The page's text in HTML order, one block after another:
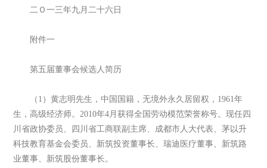
二Ｏ一三年九月二十六日
附件一
第五届董事会候选人简历
（1）黄志明先生，中国国籍，无境外永久居留权，1961年
生，高级经济师。2010年4月获得全国劳动模范荣誉称号。现任四
川省政协委员、四川省工商联副主席、成都市人大代表、茅以升
科技教育基金会委员、新筑投资董事长、瑞迪医疗董事、新筑路
业董事、新筑股份董事长。